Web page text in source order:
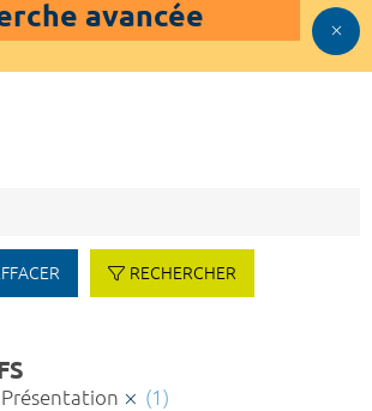
avancée
RECHERCHER
(1)